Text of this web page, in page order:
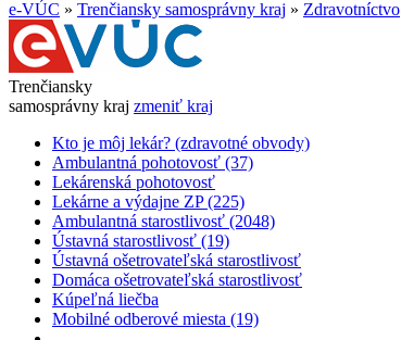
e-VÚC » Trenčiansky samosprávny kraj » Zdravotníctvo
Trenčiansky
samosprávny kraj zmeniť kraj
Kto je môj lekár? (zdravotné obvody)
Ambulantná pohotovosť (37)
Lekárenská pohotovosť
Lekárne a výdajne ZP (225)
Ambulantná starostlivosť (2048)
Ústavná starostlivosť (19)
Ústavná ošetrovateľská starostlivosť
Domáca ošetrovateľská starostlivosť
Kúpeľná liečba
Mobilné odberové miesta (19)